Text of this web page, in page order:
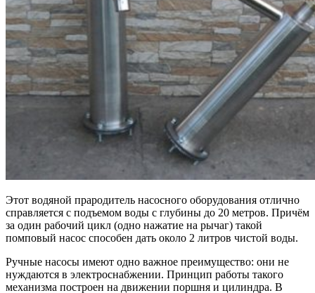
Этот водяной прародитель насосного оборудования отлично
справляется с подъемом воды с глубины до 20 метров. Причём
за один рабочий цикл (одно нажатие на рычаг) такой
помповый насос способен дать около 2 литров чистой воды.
Ручные насосы имеют одно важное преимущество: они не
нуждаются в электроснабжении. Принцип работы такого
механизма построен на движении поршня и цилиндра. В